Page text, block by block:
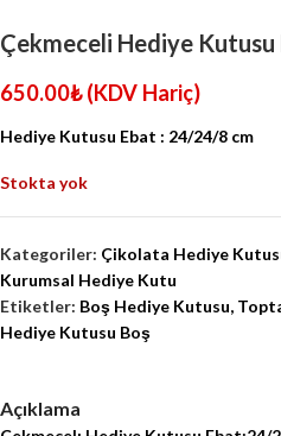
Çekmeceli Hediye
650.00₺ (KDV Hariç)
Hediye Kutusu Ebat : 24/24/8 cm
Stokta yok
Kategoriler: Çikolata Hediye
Kurumsal Hediye Kutu
Etiketler: Boş Hediye Kutusu,
Hediye Kutusu Boş
Açıklama